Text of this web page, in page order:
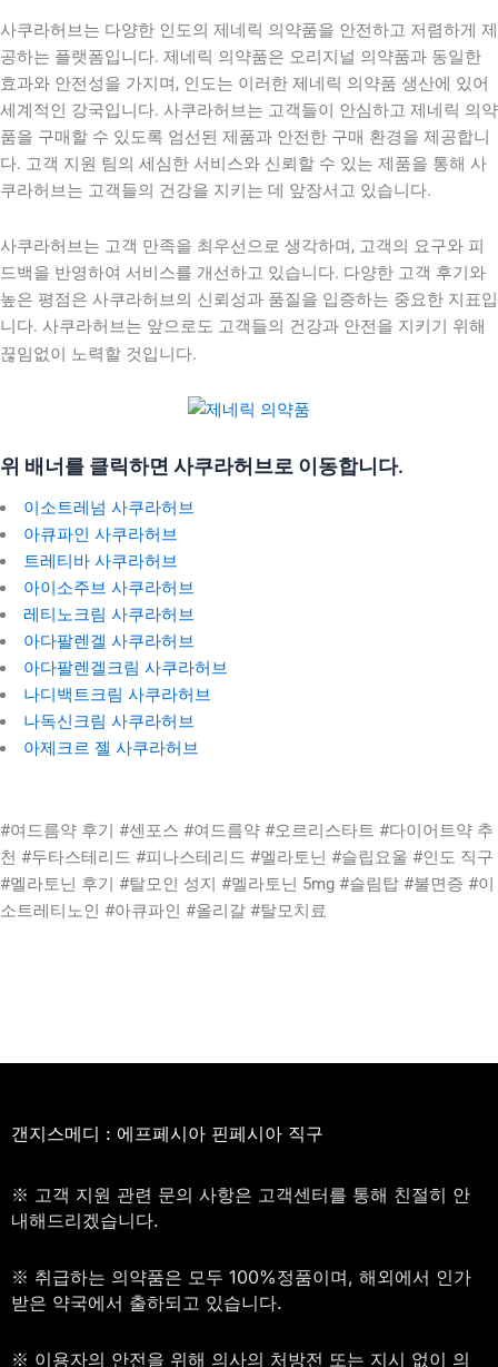
사쿠라허브는 다양한 인도의 제네릭 의약품을 안전하고 저렴하게 제
공하는 플랫폼입니다. 제네릭 의약품은 오리지널 의약품과 동일한
효과와 안전성을 가지며, 인도는 이러한 제네릭 의약품 생산에 있어
세계적인 강국입니다. 사쿠라허브는 고객들이 안심하고 제네릭 의약
품을 구매할 수 있도록 엄선된 제품과 안전한 구매 환경을 제공합니
다. 고객 지원 팀의 세심한 서비스와 신뢰할 수 있는 제품을 통해 사
쿠라허브는 고객들의 건강을 지키는 데 앞장서고 있습니다.
사쿠라허브는 고객 만족을 최우선으로 생각하며, 고객의 요구와 피
드백을 반영하여 서비스를 개선하고 있습니다. 다양한 고객 후기와
높은 평점은 사쿠라허브의 신뢰성과 품질을 입증하는 중요한 지표입
니다. 사쿠라허브는 앞으로도 고객들의 건강과 안전을 지키기 위해
끊임없이 노력할 것입니다.
위 배너를 클릭하면 사쿠라허브로 이동합니다.
이소트레넘 사쿠라허브
아큐파인 사쿠라허브
트레티바 사쿠라허브
아이소주브 사쿠라허브
레티노크림 사쿠라허브
아다팔렌겔 사쿠라허브
아다팔렌겔크림 사쿠라허브
나디백트크림 사쿠라허브
나독신크림 사쿠라허브
아제크르 젤 사쿠라허브
#여드름약 후기 #센포스 #여드름약 #오르리스타트 #다이어트약 추
천 #두타스테리드 #피나스테리드 #멜라토닌 #슬립요울 #인도 직구
#멜라토닌 후기 #탈모인 성지 #멜라토닌 5mg #슬림탑 #불면증 #이
소트레티노인 #아큐파인 #올리갈 #탈모치료
갠지스메디 : 에프페시아 핀페시아 직구
※ 고객 지원 관련 문의 사항은 고객센터를 통해 친절히 안
내해드리겠습니다.
※ 취급하는 의약품은 모두 100%정품이며, 해외에서 인가
받은 약국에서 출하되고 있습니다.
※ 이용자의 안전을 위해 의사의 처방전 또는 지시 없이 의